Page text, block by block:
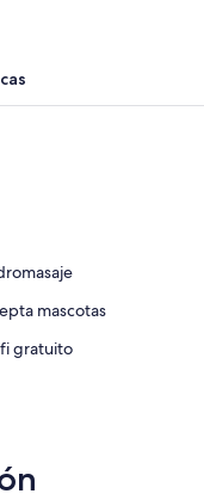
mascotas
gratuito